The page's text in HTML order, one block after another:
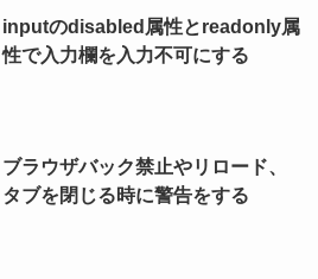
inputのdisabled属性とreadonly属
性で入力欄を入力不可にする
ブラウザバック禁止やリロード、
タブを閉じる時に警告をする